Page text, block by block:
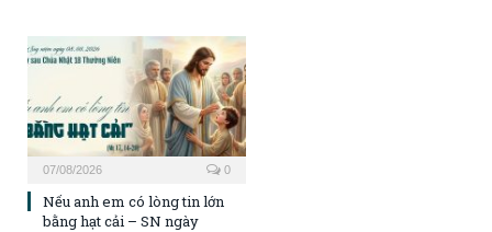
07/08/2026 0
Nếu anh em có lòng tin lớn
bằng hạt cải – SN ngày